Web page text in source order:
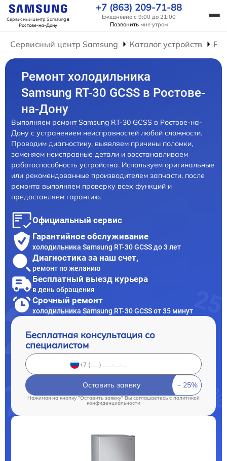
Сервисный центр Samsungв
Ростове-на-Дону
+7 (863) 209-71-88
Ежедневно с 9:00 до 21:00
Позвонить мне утром
Сервисный центр Samsung Каталог устройств
Ремонт холодильника
Samsung RT-30 GCSS в Ростове-
на-Дону
Выполняем ремонт Samsung RT-30 GCSS в Ростове-на-
Дону с устранением неисправностей любой сложности.
Проводим диагностику, выявляем причины поломки,
заменяем неисправные детали и восстанавливаем
работоспособность устройства. Используем оригинальные
или рекомендованные производителем запчасти, после
ремонта выполняем проверку всех функций и
предоставляем гарантию.
Официальный сервис
Гарантийное обслуживание
холодильника Samsung RT-30 GCSS до 3 лет
Диагностика за наш счет,
ремонт по желанию
Бесплатный выезд курьера
в день обращения
Срочный ремонт
холодильника Samsung RT-30 GCSS от 35 минут
Бесплатная консультация со
специалистом
Оставить заявку
Нажимая на кнопку "Оставить заявку" Вы соглашаетесь c политикой
конфиденциальности